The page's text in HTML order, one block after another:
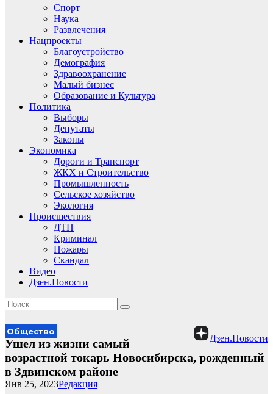
Спорт
Наука
Развлечения
Нацпроекты
Благоустройство
Демография
Здравоохранение
Малый бизнес
Образование и Культура
Политика
Выборы
Депутаты
Законы
Экономика
Дороги и Транспорт
ЖКХ и Строительство
Промышленность
Сельское хозяйство
Экология
Происшествия
ДТП
Криминал
Пожары
Скандал
Видео
Дзен.Новости
Дзен.Новости
Общество
Ушел из жизни самый
возрастной токарь Новосибирска, рожденный
в Здвинском районе
Редакция
Янв 25, 2023